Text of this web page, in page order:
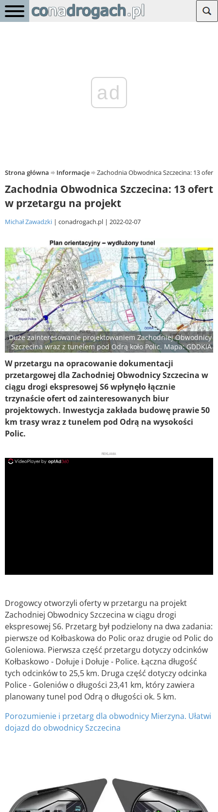
ad
Strona główna Informacje Zachodnia Obwodnica Szczecina: 13
Zachodnia Obwodnica Szczecina: 13 ofert
w przetargu na projekt
Michał Zawadzki conadrogach.pl 2022-02-07
Duże zainteresowanie projektowaniem Zachodniej Obwodnicy
Szczecina wraz z tunelem pod Odrą koło Polic. Mapa: GDDKIA
W przetargu na opracowanie dokumentacji
przetargowej dla Zachodniej Obwodnicy Szczecina w
ciągu drogi ekspresowej S6 wpłynęło łącznie
trzynaście ofert od zainteresowanych biur
projektowych. Inwestycja zakłada budowę prawie 50
km trasy wraz z tunelem pod Odrą na wysokości
Polic.
REKLAMA
Drogowcy otworzyli oferty w przetargu na projekt
Zachodniej Obwodnicy Szczecina w ciągu drogi
ekspresowej S6. Przetarg był podzielony na dwa zadania:
pierwsze od Kołbaskowa do Polic oraz drugie od Polic do
Goleniowa. Pierwsza część przetargu dotyczy odcinków
Kołbaskowo - Dołuje i Dołuje - Police. Łączna długość
tych odcinków to 25,5 km. Druga część dotyczy odcinka
Police - Goleniów o długości 23,41 km, który zawiera
planowany tunel pod Odrą o długości ok. 5 km.
Porozumienie i przetarg dla obwodnicy Mierzyna. Ułatwi
dojazd do obwodnicy Szczecina